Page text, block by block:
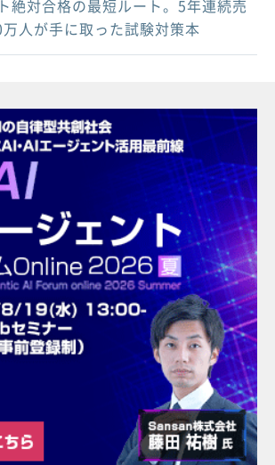
絶対合格の最短ルート。5年連続売
人が手に取った試験対策本